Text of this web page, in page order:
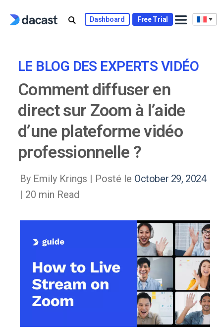
Dashboard Free Trial
LE BLOG DES EXPERTS VIDÉO
Comment diffuser en
direct sur Zoom à l’aide
d’une plateforme vidéo
professionnelle ?
By Emily Krings | Posté le October 29, 2024
| 20 min Read